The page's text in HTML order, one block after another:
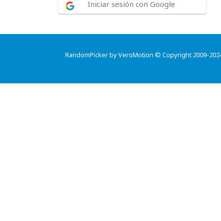
Iniciar sesión con Google
RandomPicker by VeroMotion © Copyright 2009-